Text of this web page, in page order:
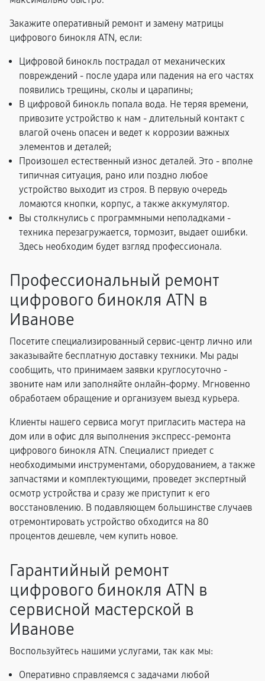
Закажите оперативный ремонт и замену матрицы
цифрового бинокля ATN, если:
Цифровой бинокль пострадал от механических
повреждений - после удара или падения на его частях
появились трещины, сколы и царапины;
В цифровой бинокль попала вода. Не теряя времени,
привозите устройство к нам - длительный контакт с
влагой очень опасен и ведет к коррозии важных
элементов и деталей;
Произошел естественный износ деталей. Это - вполне
типичная ситуация, рано или поздно любое
устройство выходит из строя. В первую очередь
ломаются кнопки, корпус, а также аккумулятор.
Вы столкнулись с программными неполадками -
техника перезагружается, тормозит, выдает ошибки.
Здесь необходим будет взгляд профессионала.
Профессиональный ремонт
цифрового бинокля ATN в
Иванове
Посетите специализированный сервис-центр лично или
заказывайте бесплатную доставку техники. Мы рады
сообщить, что принимаем заявки круглосуточно -
звоните нам или заполняйте онлайн-форму. Мгновенно
обработаем обращение и организуем выезд курьера.
Клиенты нашего сервиса могут пригласить мастера на
дом или в офис для выполнения экспресс-ремонта
цифрового бинокля ATN. Специалист приедет с
необходимыми инструментами, оборудованием, а также
запчастями и комплектующими, проведет экспертный
осмотр устройства и сразу же приступит к его
восстановлению. В подавляющем большинстве случаев
отремонтировать устройство обходится на 80
процентов дешевле, чем купить новое.
Гарантийный ремонт
цифрового бинокля ATN в
сервисной мастерской в
Иванове
Воспользуйтесь нашими услугами, так как мы:
Оперативно справляемся с задачами любой